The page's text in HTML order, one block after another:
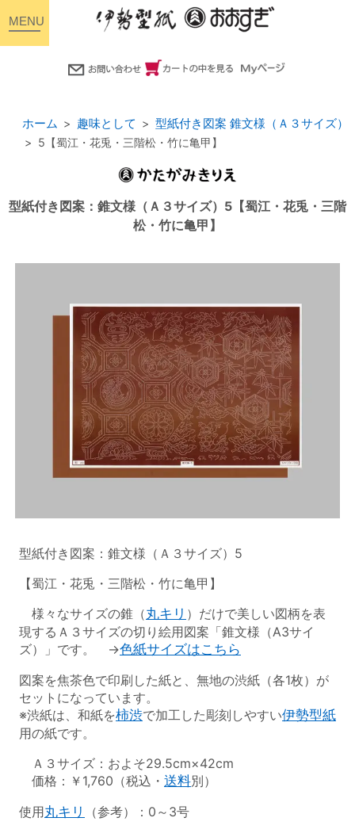
ホーム 趣味として 型紙付き図案 錐文様（Ａ３サイズ）
5【蜀江・花兎・三階松・竹に亀甲】
型紙付き図案：錐文様（Ａ３サイズ）5【蜀江・花兎・三階
松・竹に亀甲】
型紙付き図案：錐文様（Ａ３サイズ）5
【蜀江・花兎・三階松・竹に亀甲】
様々なサイズの錐（丸キリ ）だけで美しい図柄を表
現するＡ３サイズの切り絵用図案「錐文様（A3サイ
ズ）」です。 →色紙サイズはこちら
図案を焦茶色で印刷した紙と、無地の渋紙（各1枚）が
セットになっています。
※渋紙は、和紙を柿渋で加工した彫刻しやすい伊勢型紙
用の紙です。
Ａ３サイズ：およそ29.5cm×42cm
価格：￥1,760（税込・ 送料別）
使用丸キリ （参考）：0～3号
toggle
navigation